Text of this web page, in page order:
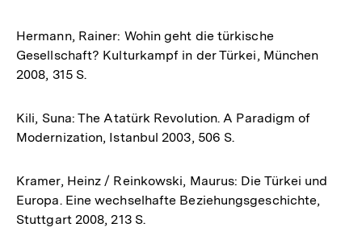
Hermann, Rainer: Wohin geht die türkische
Gesellschaft? Kulturkampf in der Türkei, München
2008, 315 S.
Kili, Suna: The Atatürk Revolution. A Paradigm of
Modernization, Istanbul 2003, 506 S.
Kramer, Heinz / Reinkowski, Maurus: Die Türkei und
Europa. Eine wechselhafte Beziehungsgeschichte,
Stuttgart 2008, 213 S.